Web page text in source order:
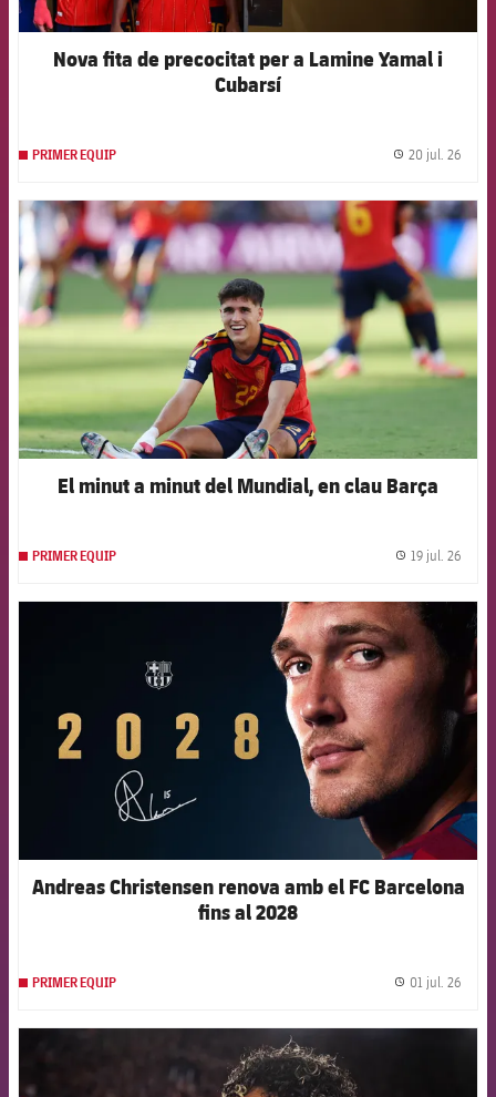
Nova fita de precocitat per a Lamine Yamal i
Cubarsí
PRIMER EQUIP 20 jul. 26
FCB Barcelona badge
El minut a minut del Mundial, en clau Barça
PRIMER EQUIP 19 jul. 26
FCB Barcelona badge
Andreas Christensen renova amb el FC Barcelona
fins al 2028
PRIMER EQUIP 01 jul. 26
FCB Barcelona badge